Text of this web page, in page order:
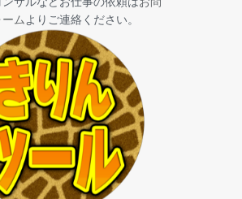
ムよりご連絡ください。